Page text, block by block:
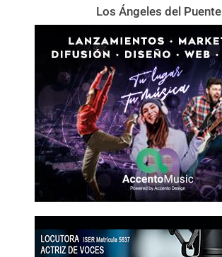
Los Ángeles del Puente